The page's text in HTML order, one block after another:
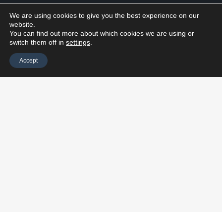
We are using cookies to give you the best experience on our
website.
You can find out more about which cookies we are using or
switch them off in settings
Accept